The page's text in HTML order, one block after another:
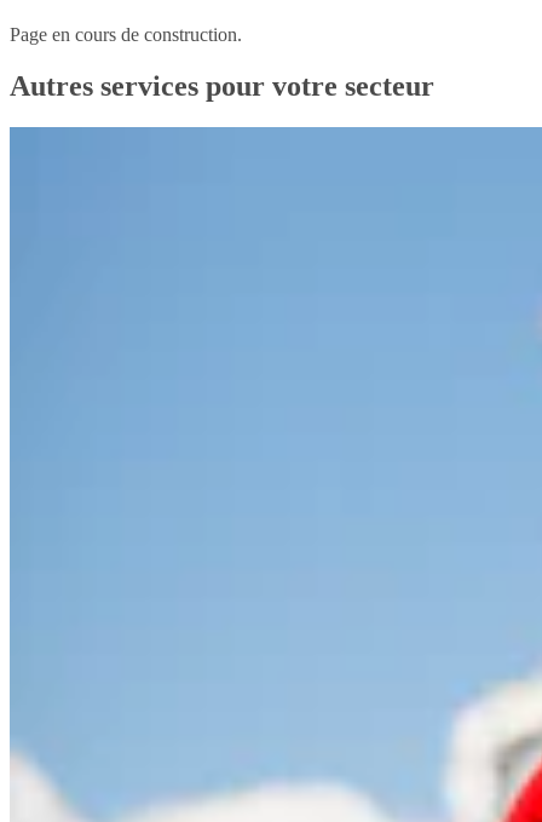
Page en cours de construction.
Autres services pour votre secteur